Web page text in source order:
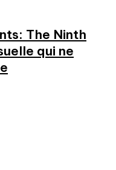
The Ninth
qui ne